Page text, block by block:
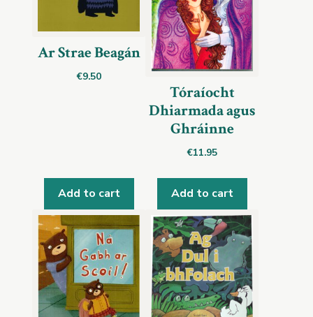
Ar Strae Beagán
€9.50
Add to cart
Tóraíocht
Dhiarmada agus
Ghráinne
€11.95
Add to cart